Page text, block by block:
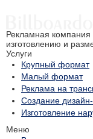
Рекламная компания
изготовлению и
Услуги
Крупный формат
Малый формат
Реклама на
Создание
Изготовление
Меню